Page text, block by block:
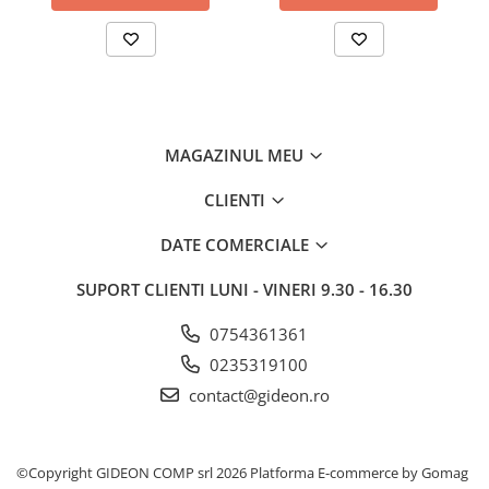
Electrolux CleanAir+. Daca nu detineti deja suportul, acesta poate
fi achizitionat impreuna cu primul cartus sub codulM9RWCAF1
MAGAZINUL MEU
CLIENTI
DATE COMERCIALE
SUPORT CLIENTI LUNI - VINERI 9.30 - 16.30
0754361361
0235319100
contact@gideon.ro
©Copyright GIDEON COMP srl 2026 Platforma E-commerce by Gomag